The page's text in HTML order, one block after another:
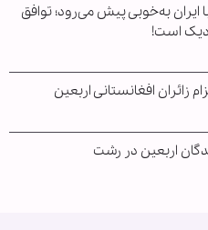
ایران به‌خوبی پیش می‌رود؛ توافق
است!
زائران افغانستانی اربعین
اربعین در رشت